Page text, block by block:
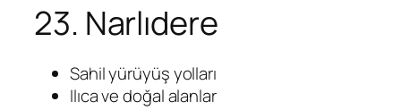
23. Narlıdere
Sahil yürüyüş yolları
Ilıca ve doğal alanlar